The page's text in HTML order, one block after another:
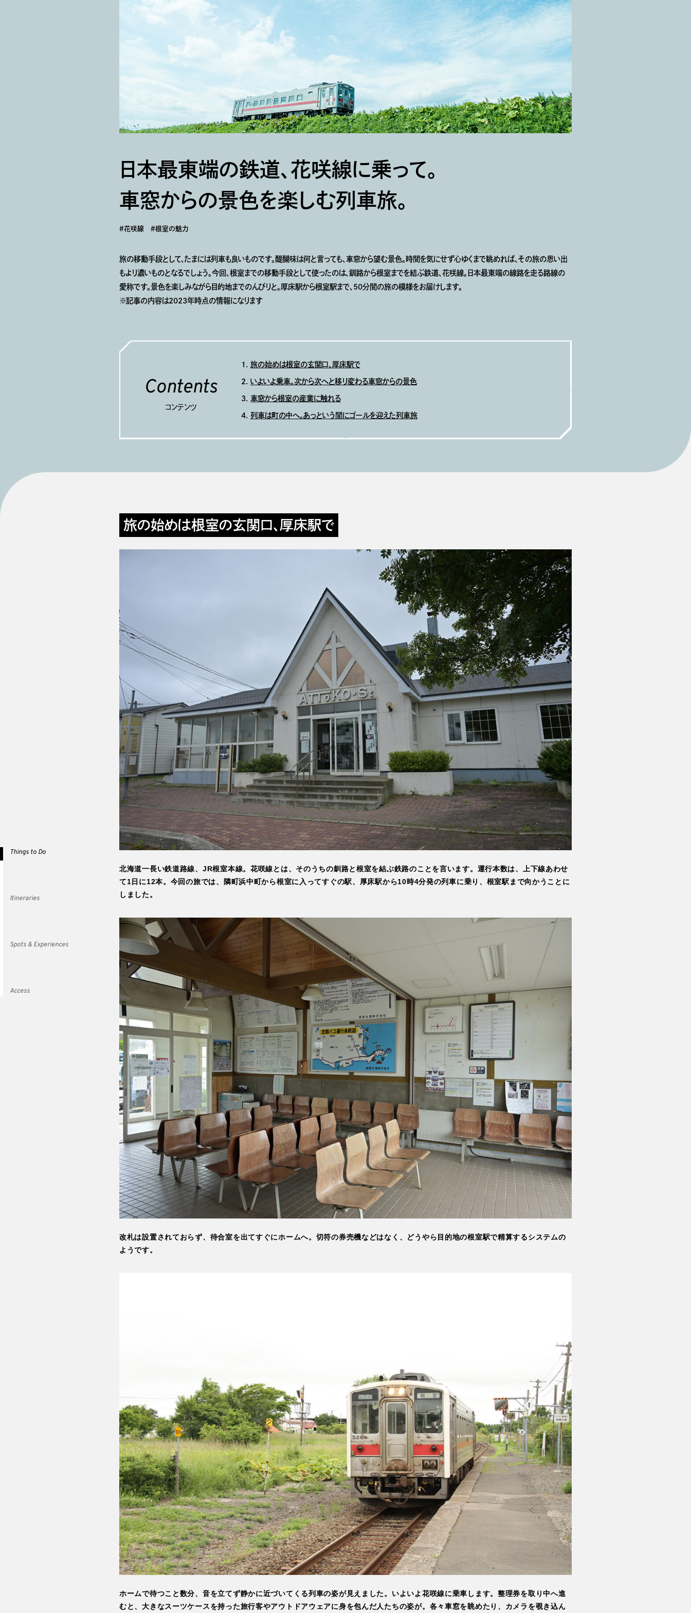
北海道根室市 観光公式Web
DEEPなこと
モデルコース
スポット・体験
Spots & Experiences
アクセス
Access
よくある質問
Q&A
お問い合わせ プライバシーポリシー
Things to Do
Itineraries
Spots & Experiences
Access
日本最東端の鉄道、花咲線に乗って。
車窓からの景色を楽しむ列車旅。
＃花咲線 ＃根室の魅力
旅の移動手段として、たまには列車も良いものです。醍醐味は何と言っても、車窓から望む景色。時間を気にせず心ゆくまで眺めれば、その旅の思い出
もより濃いものとなるでしょう。今回、根室までの移動手段として使ったのは、釧路から根室までを結ぶ鉄道、花咲線。日本最東端の線路を走る路線の
愛称です。景色を楽しみながら目的地までのんびりと。厚床駅から根室駅まで、50分間の旅の模様をお届けします。
※記事の内容は2023年時点の情報になります
Contents
コンテンツ
旅の始めは根室の玄関口、厚床駅で
いよいよ乗車。次から次へと移り変わる車窓からの景色
車窓から根室の産業に触れる
列車は町の中へ。あっという間にゴールを迎えた列車旅
旅の始めは根室の玄関口、厚床駅で
北海道一長い鉄道路線、JR根室本線。花咲線とは、そのうちの釧路と根室を結ぶ鉄路のことを言います。運行本数は、上下線あわせ
て1日に12本。今回の旅では、隣町浜中町から根室に入ってすぐの駅、厚床駅から10時4分発の列車に乗り、根室駅まで向かうことに
しました。
改札は設置されておらず、待合室を出てすぐにホームへ。切符の券売機などはなく、どうやら目的地の根室駅で精算するシステムの
ようです。
ホームで待つこと数分、音を立てず静かに近づいてくる列車の姿が見えました。いよいよ花咲線に乗車します。整理券を取り中へ進
むと、大きなスーツケースを持った旅行客やアウトドアウェアに身を包んだ人たちの姿が。各々車窓を眺めたり、カメラを覗き込ん